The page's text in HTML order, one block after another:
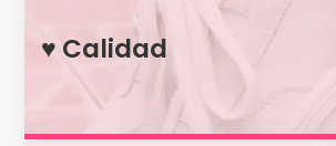
♥ Calidad
Productos de fabricación colombiana con
estándares de calidad